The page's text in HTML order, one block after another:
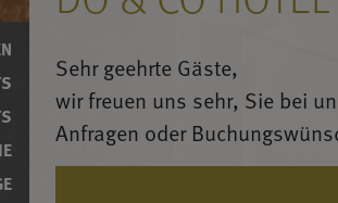
Sehr geehrte Gäste,
wir freuen uns sehr, Sie bei
Anfragen oder